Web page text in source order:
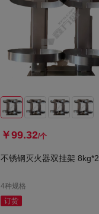
￥99.32/个
不锈钢灭火器双挂架 8kg*2
4种规格
订货